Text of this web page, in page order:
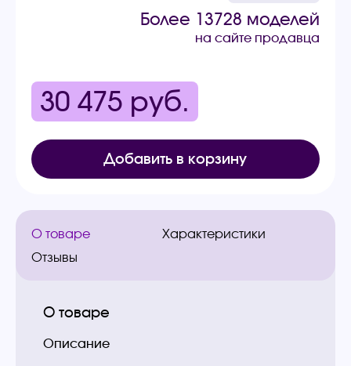
Более 13728 моделей
на сайте продавца
30 475 руб.
Добавить в корзину
О товаре
Характеристики
Отзывы
О товаре
Описание